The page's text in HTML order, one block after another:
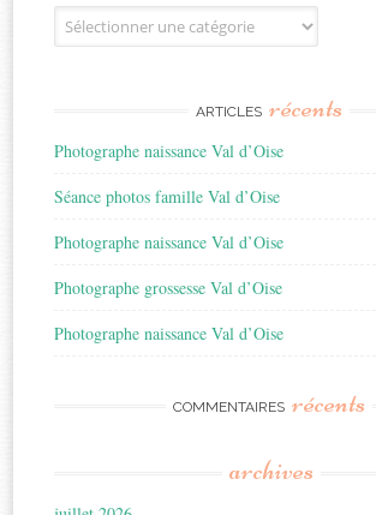
Catégories
ARTICLES récents
Photographe naissance Val d’Oise
Séance photos famille Val d’Oise
Photographe naissance Val d’Oise
Photographe grossesse Val d’Oise
Photographe naissance Val d’Oise
COMMENTAIRES récents
archives